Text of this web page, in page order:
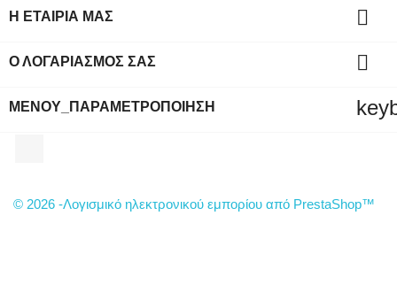
Η ΕΤΑΙΡΊΑ ΜΑΣ 
Ο ΛΟΓΑΡΙΑΣΜΌΣ ΣΑΣ 
ΜΕΝΟΎ_ΠΑΡΑΜΕΤΡΟΠΟΊΗΣΗ
© 2026 -Λογισμικό ηλεκτρονικού εμπορίου από PrestaShop™